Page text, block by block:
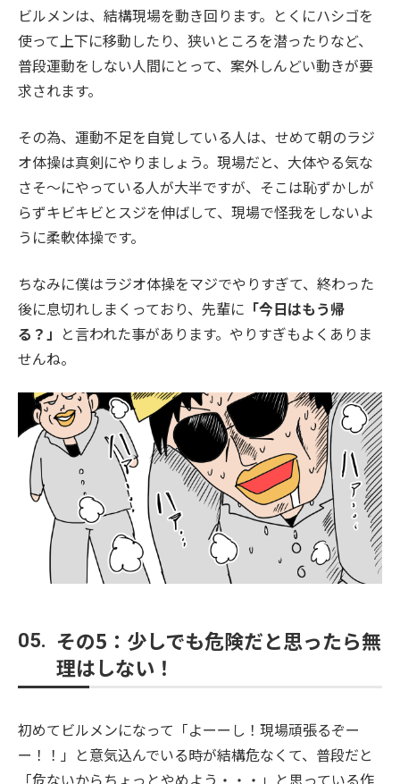
ビルメンは、結構現場を動き回ります。とくにハシゴを
使って上下に移動したり、狭いところを潜ったりなど、
普段運動をしない人間にとって、案外しんどい動きが要
求されます。
その為、運動不足を自覚している人は、せめて朝のラジ
オ体操は真剣にやりましょう。現場だと、大体やる気な
さそ〜にやっている人が大半ですが、そこは恥ずかしが
らずキビキビとスジを伸ばして、現場で怪我をしないよ
うに柔軟体操です。
ちなみに僕はラジオ体操をマジでやりすぎて、終わった
後に息切れしまくっており、先輩に 「今日はもう帰
る？」 と言われた事があります。やりすぎもよくありま
せんね。
05. その5：少しでも危険だと思ったら無
理はしない！
初めてビルメンになって「よーーし！現場頑張るぞー
ー！！」と意気込んでいる時が結構危なくて、普段だと
「危ないからちょっとやめよう・・・」と思っている作